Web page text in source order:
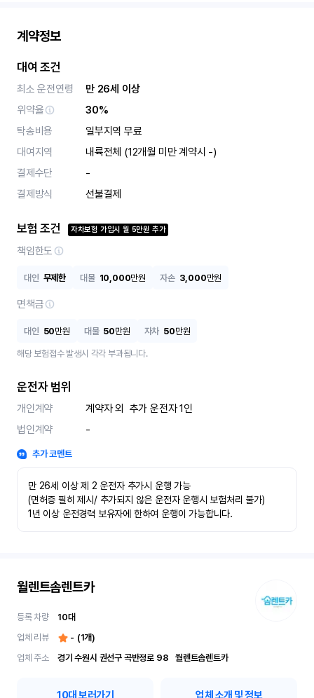
계약정보
대여 조건
최소 운전연령
만 26세 이상
위약율
30%
탁송비용
일부지역 무료
대여지역
내륙전체 (12개월 미만 계약시 -)
결제수단
-
결제방식
선불결제
보험 조건 자차보험 가입시월 5만원 추가
책임한도
대인 무제한 대물 10,000만원 자손 3,000만원
면책금
대인 50만원 대물 50만원 자차 50만원
해당 보험접수 발생시 각각 부과됩니다.
운전자 범위
개인계약
계약자 외  추가 운전자 1인
법인계약
-
추가 코멘트
만 26세 이상 제 2 운전자 추가시 운행 가능
(면허증 필히 제시/ 추가되지 않은 운전자 운행시 보험처리 불가)
1년 이상 운전경력 보유자에 한하여 운행이 가능합니다.
월렌트솜렌트카
등록 차량 10대
업체 리뷰
- (1개)
업체 주소
경기 수원시 권선구 곡반정로 98	월렌트솜렌트카
10대 보러가기 업체 소개 및 정보